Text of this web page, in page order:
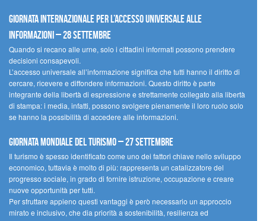
Giornata internazionale per l’accesso universale alle
informazioni – 28 settembre
Quando si recano alle urne, solo i cittadini informati possono prendere
decisioni consapevoli.
L’accesso universale all’informazione significa che tutti hanno il diritto di
cercare, ricevere e diffondere informazioni. Questo diritto è parte
integrante della libertà di espressione e strettamente collegato alla libertà
di stampa: i media, infatti, possono svolgere pienamente il loro ruolo solo
se hanno la possibilità di accedere alle informazioni.
Giornata mondiale del turismo – 27 settembre
Il turismo è spesso identificato come uno dei fattori chiave nello sviluppo
economico, tuttavia è molto di più: rappresenta un catalizzatore del
progresso sociale, in grado di fornire istruzione, occupazione e creare
nuove opportunità per tutti.
Per sfruttare appieno questi vantaggi è però necessario un approccio
mirato e inclusivo, che dia priorità a sostenibilità, resilienza ed